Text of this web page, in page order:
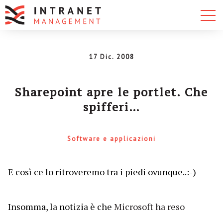
17 Dic. 2008
Sharepoint apre le portlet. Che
spifferi…
Software e applicazioni
E così ce lo ritroveremo tra i piedi ovunque..:-)
Insomma, la notizia è che Microsoft ha reso